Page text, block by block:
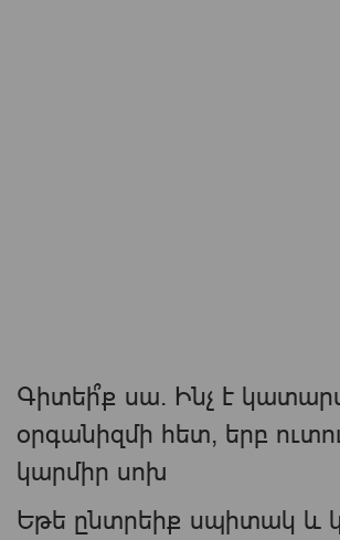
Գիտեի՞ք սա. Ինչ է
օրգանիզմի հետ, երբ
կարմիր սոխ
Եթե ​​ընտրեիք սպիտակ և